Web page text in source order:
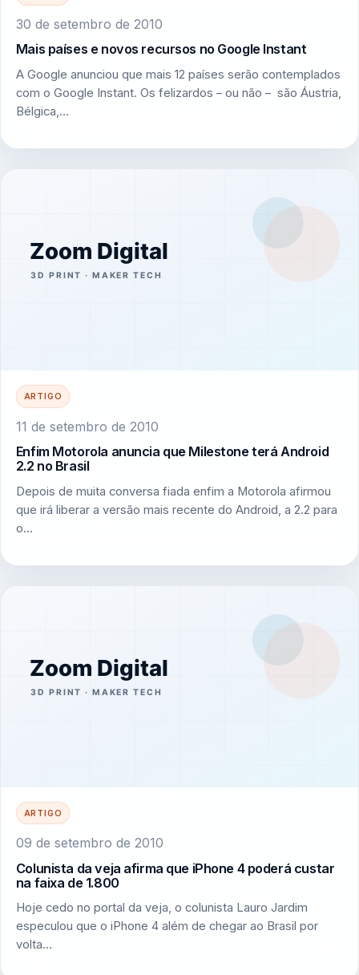
30 de setembro de 2010
Mais países e novos recursos no Google Instant
A Google anunciou que mais 12 países serão contemplados
com o Google Instant. Os felizardos – ou não – são Áustria,
Bélgica,…
ARTIGO
11 de setembro de 2010
Enfim Motorola anuncia que Milestone terá Android
2.2 no Brasil
Depois de muita conversa fiada enfim a Motorola afirmou
que irá liberar a versão mais recente do Android, a 2.2 para
o…
ARTIGO
09 de setembro de 2010
Colunista da veja afirma que iPhone 4 poderá custar
na faixa de 1.800
Hoje cedo no portal da veja, o colunista Lauro Jardim
especulou que o iPhone 4 além de chegar ao Brasil por
volta…